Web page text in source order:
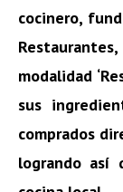
cocinero,
modalidad
sus
comprados
logrando así